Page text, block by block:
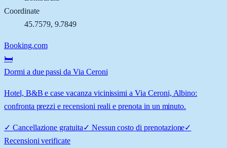
Coordinate
45.7579, 9.7849
Booking.com
🛏️
Dormi a due passi da Via Ceroni
Hotel, B&B e case vacanza vicinissimi a Via Ceroni, Albino:
confronta prezzi e recensioni reali e prenota in un minuto.
✓ Cancellazione gratuita✓ Nessun costo di prenotazione✓
Recensioni verificate